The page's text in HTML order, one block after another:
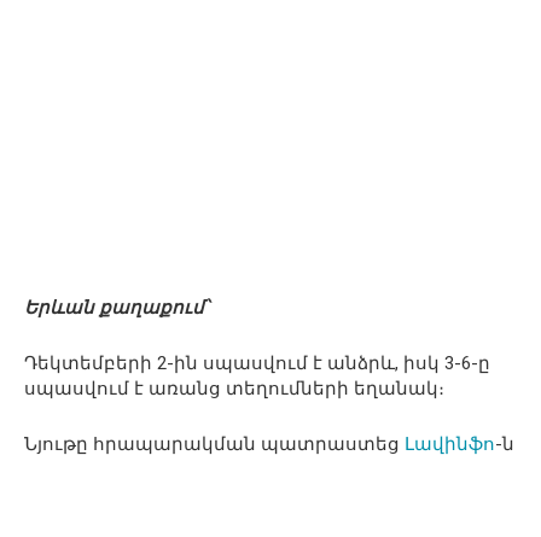
Երևան քաղաքում՝
Դեկտեմբերի 2-ին սպասվում է անձրև, իսկ 3-6-ը
սպասվում է առանց տեղումների եղանակ։
Նյութը հրապարակման պատրաստեց Լավինֆո-ն